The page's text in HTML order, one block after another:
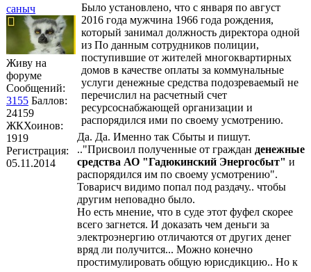
саныч
Живу на
форуме
Сообщений:
3155 Баллов:
24159
ЖКХоинов:
1919
Регистрация:
05.11.2014
Было установлено, что с января по август
2016 года мужчина 1966 года рождения,
который занимал должность директора одной
из По данным сотрудников полиции,
поступившие от жителей многоквартирных
домов в качестве оплаты за коммунальные
услуги денежные средства подозреваемый не
перечислил на расчетный счет
ресурсоснабжающей организации и
распорядился ими по своему усмотрению.
Да. Да. Именно так Cбыты и пишут.
.."Присвоил полученные от граждан денежные
средства АО "Гадюкинский Энергосбыт" и
распорядился им по своему усмотрению".
Товарисч видимо попал под раздачу.. чтобы
другим неповадно было.
Но есть мнение, что в суде этот фуфел скорее
всего загнется. И доказать чем деньги за
электроэнергию отличаются от других денег
вряд ли получится... Можно конечно
простимулировать общую юрисдикцию.. Но к